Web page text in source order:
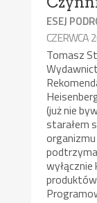
ESEJ
CZERWCA
Tomasz
(już nie
starałem